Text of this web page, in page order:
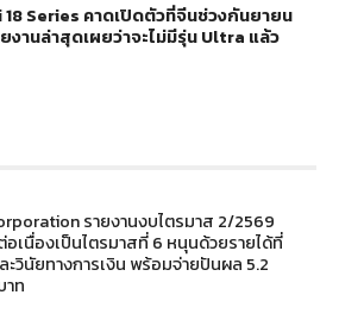
18 Series คาดเปิดตัวที่จีนช่วงกันยายน
งานล่าสุดเผยว่าจะไม่มีรุ่น Ultra แล้ว
รายงานงบไตรมาส 2/2569
อเนื่องเป็นไตรมาสที่ 6 หนุนด้วยรายได้ที่
ะวินัยทางการเงิน พร้อมจ่ายปันผล 5.2
ท